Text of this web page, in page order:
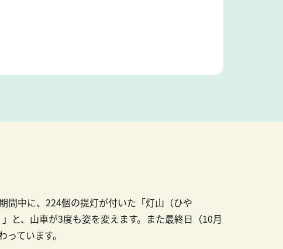
間中に、224個の提灯が付いた「灯山（ひや
と、山車が3度も姿を変えます。また最終日（10月
ています。